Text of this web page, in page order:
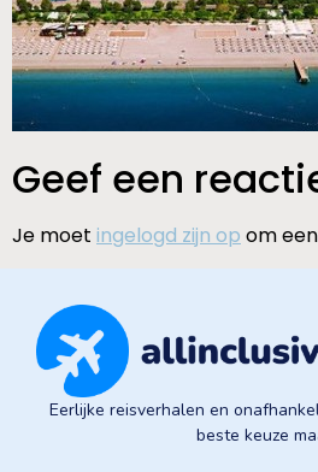
Geef een
Je moet ingelogd zijn op om
Eerlijke reisverhalen en
beste keuze